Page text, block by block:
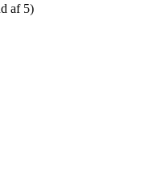
af 5)